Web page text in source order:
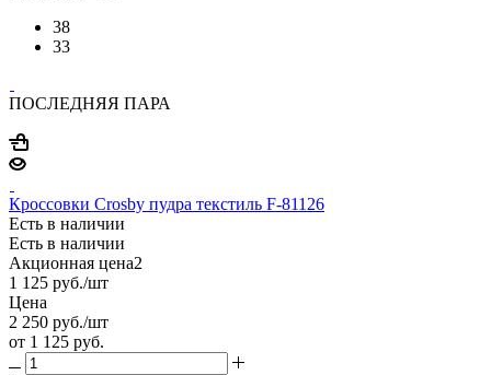
38
33
ПОСЛЕДНЯЯ ПАРА
Кроссовки Crosby пудра текстиль F-81126
Есть в наличии
Есть в наличии
Акционная цена2
1 125 руб./шт
Цена
2 250 руб./шт
от 1 125 руб.